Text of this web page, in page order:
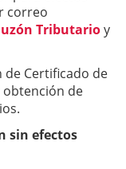
correo
Tributarioy
de Certificado de
obtención de
sin efectos